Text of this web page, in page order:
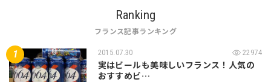
Ranking
フランス記事ランキング
2015.07.30 22974
実はビールも美味しいフランス！人気の
おすすめビ…